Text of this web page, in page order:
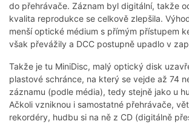
do přehrávače. Záznam byl digitální, takže
kvalita reprodukce se celkově zlepšila.
menší optické médium s přímým přístupem
však převážily a DCC postupně upadlo v
Takže je tu MiniDisc, malý optický disk
plastové schránce, na který se vejde až 74
záznamu (podle média), tedy stejně jako u
Ačkoli vzniknou i samostatné přehrávače,
rekordéry, hudbu si na ně z CD (digitálně